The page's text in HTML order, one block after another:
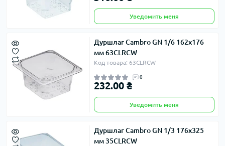
Уведомить меня
Дуршлаг Cambro GN 1/6 162х176
мм 63CLRCW
Код товара: 63CLRCW
0
232.00 ₴
Уведомить меня
Дуршлаг Cambro GN 1/3 176х325
мм 35CLRCW